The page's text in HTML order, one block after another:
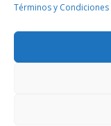
Términos y Condiciones